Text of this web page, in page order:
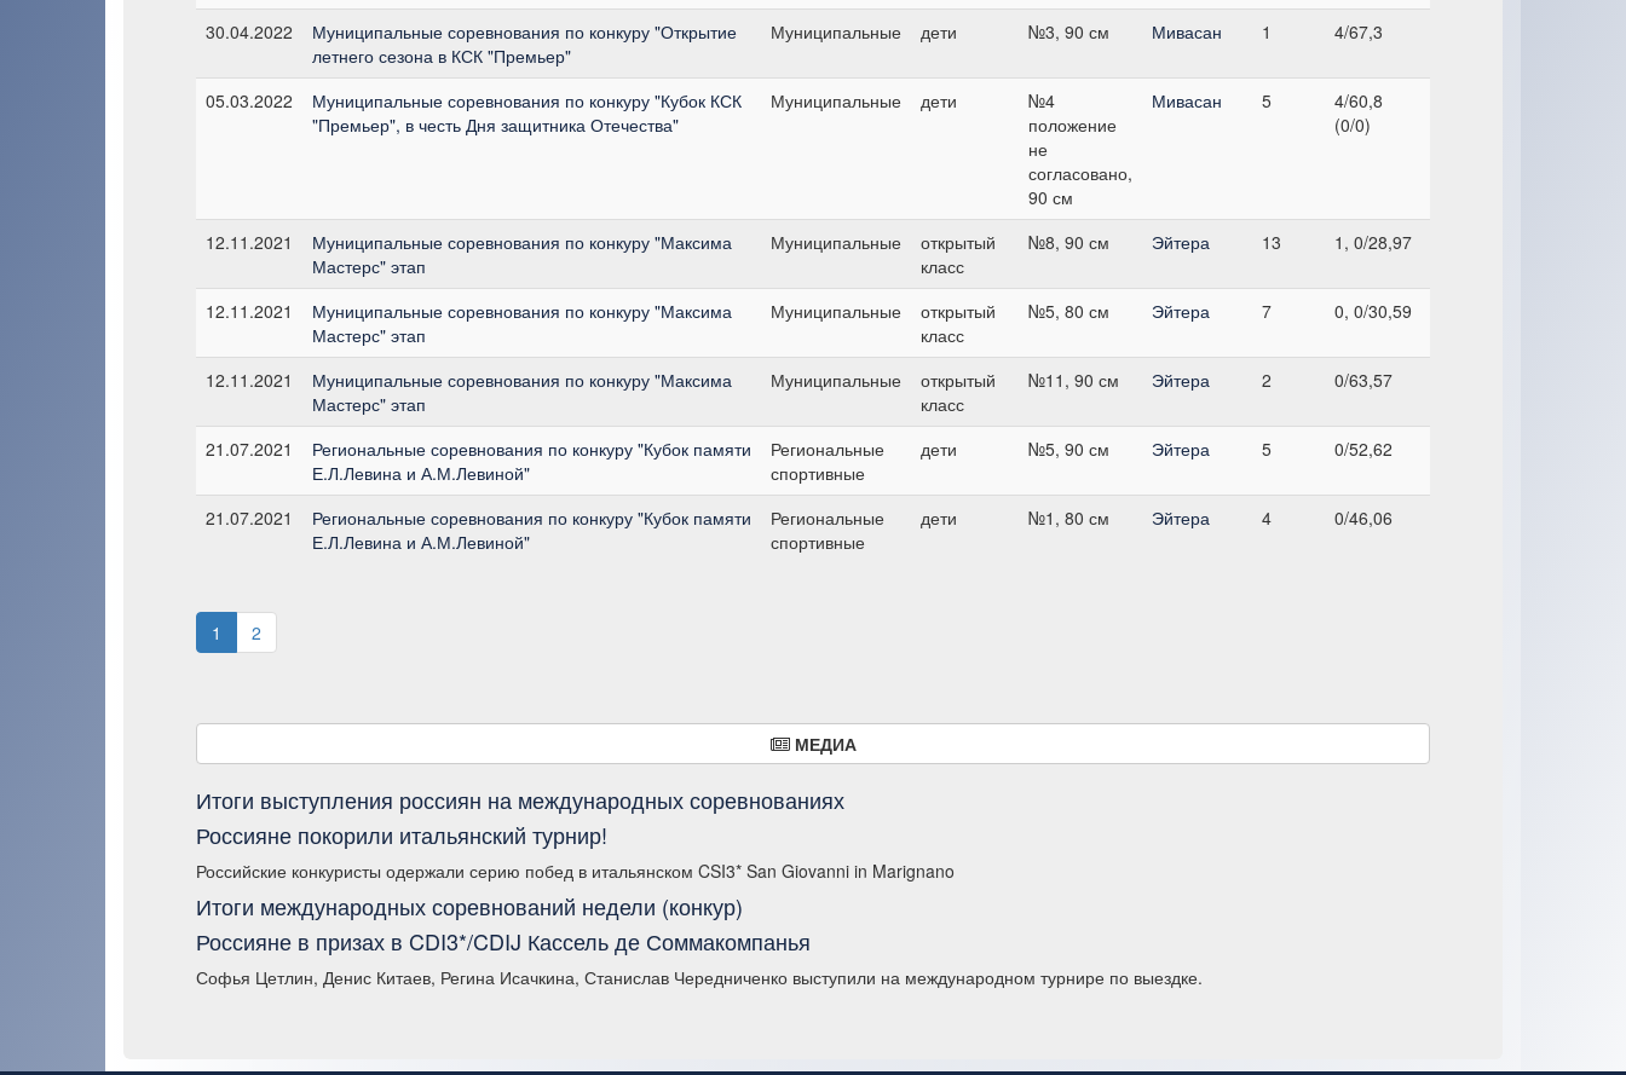
30.04.2022
Муниципальные соревнования по конкуру "Открытие
летнего сезона в КСК "Премьер"
Муниципальные дети №3, 90 см Мивасан 1 4/67,3
05.03.2022
Муниципальные соревнования по конкуру "Кубок КСК
"Премьер", в честь Дня защитника Отечества"
Муниципальные дети
№4
положение
не
согласовано,
90 см
Мивасан 5
4/60,8
(0/0)
12.11.2021
Муниципальные соревнования по конкуру "Максима
Мастерс" этап
Муниципальные
открытый
класс
№8, 90 см Эйтера 13 1, 0/28,97
12.11.2021
Муниципальные соревнования по конкуру "Максима
Мастерс" этап
Муниципальные
открытый
класс
№5, 80 см Эйтера 7 0, 0/30,59
12.11.2021
Муниципальные соревнования по конкуру "Максима
Мастерс" этап
Муниципальные
открытый
класс
№11, 90 см Эйтера 2 0/63,57
21.07.2021
Региональные соревнования по конкуру "Кубок памяти
Е.Л.Левина и А.М.Левиной"
Региональные
спортивные
дети №5, 90 см Эйтера 5 0/52,62
21.07.2021
Региональные соревнования по конкуру "Кубок памяти
Е.Л.Левина и А.М.Левиной"
Региональные
спортивные
дети №1, 80 см Эйтера 4 0/46,06
1 2
МЕДИА
Итоги выступления россиян на международных соревнованиях
Россияне покорили итальянский турнир!
Российские конкуристы одержали серию побед в итальянском CSI3* San Giovanni in Marignano
Итоги международных соревнований недели (конкур)
Россияне в призах в CDI3*/CDIJ Кассель де Соммакомпанья
Софья Цетлин, Денис Китаев, Регина Исачкина, Станислав Чередниченко выступили на международном турнире по выездке.